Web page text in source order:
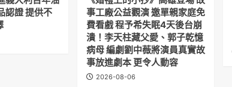
認證 提供不
事工廠公益觀演 邀單親家庭免
費看戲 程予希失眠4天後台崩
潰！李天柱藏父愛、郭子乾憶
病母 編劇劉中薇將演員真實故
事放進劇本 更令人動容
2026-08-06